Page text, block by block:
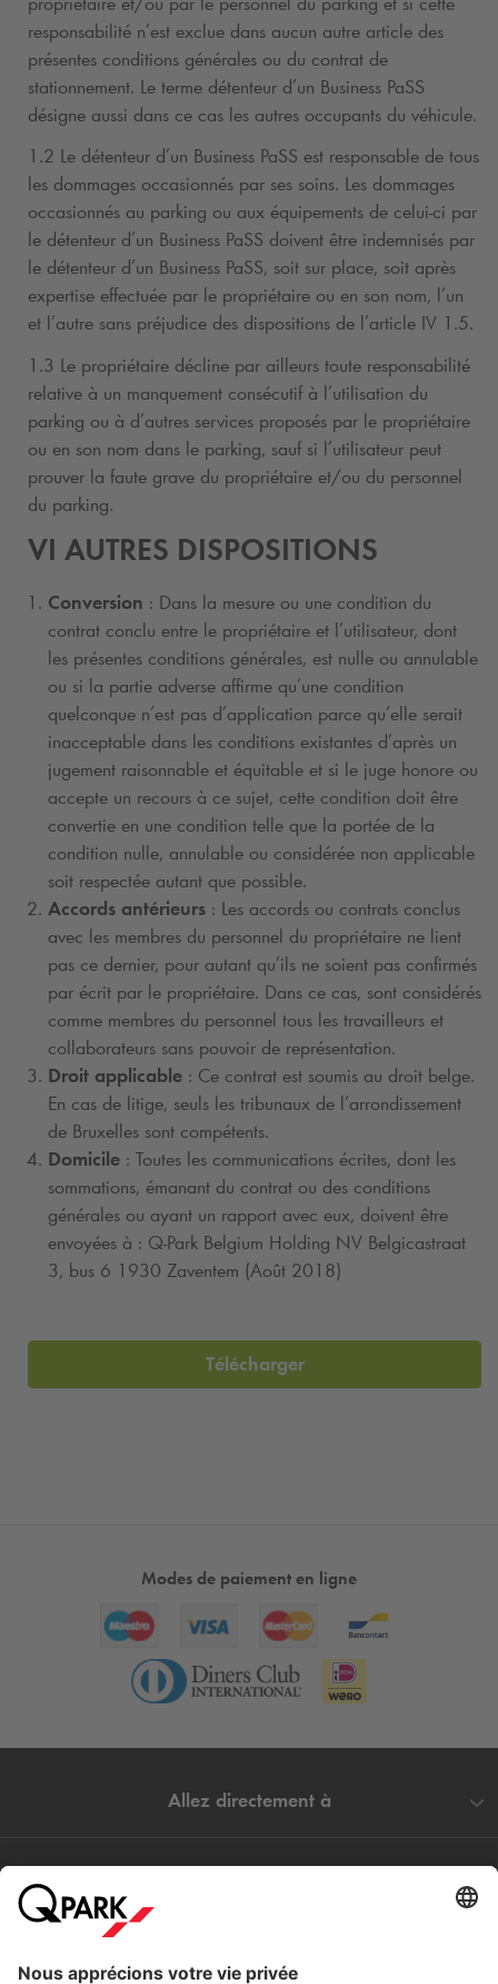
responsabilité n’est exclue dans aucun autre article des
présentes conditions générales ou du contrat de
stationnement. Le terme détenteur d’un Business PaSS
désigne aussi dans ce cas les autres occupants du véhicule.
1.2 Le détenteur d’un Business PaSS est responsable de tous
les dommages occasionnés par ses soins. Les dommages
occasionnés au parking ou aux équipements de celui-ci par
le détenteur d’un Business PaSS doivent être indemnisés par
le détenteur d’un Business PaSS, soit sur place, soit après
expertise effectuée par le propriétaire ou en son nom, l’un
et l’autre sans préjudice des dispositions de l’article IV 1.5.
1.3 Le propriétaire décline par ailleurs toute responsabilité
relative à un manquement consécutif à l’utilisation du
parking ou à d’autres services proposés par le propriétaire
ou en son nom dans le parking, sauf si l’utilisateur peut
prouver la faute grave du propriétaire et/ou du personnel
du parking.
VI AUTRES DISPOSITIONS
Conversion : Dans la mesure ou une condition du
contrat conclu entre le propriétaire et l’utilisateur, dont
les présentes conditions générales, est nulle ou annulable
ou si la partie adverse affirme qu’une condition
quelconque n’est pas d’application parce qu’elle serait
inacceptable dans les conditions existantes d’après un
jugement raisonnable et équitable et si le juge honore ou
accepte un recours à ce sujet, cette condition doit être
convertie en une condition telle que la portée de la
condition nulle, annulable ou considérée non applicable
soit respectée autant que possible.
Accords antérieurs : Les accords ou contrats conclus
avec les membres du personnel du propriétaire ne lient
pas ce dernier, pour autant qu’ils ne soient pas confirmés
par écrit par le propriétaire. Dans ce cas, sont considérés
comme membres du personnel tous les travailleurs et
collaborateurs sans pouvoir de représentation.
Droit applicable : Ce contrat est soumis au droit belge.
En cas de litige, seuls les tribunaux de l’arrondissement
de Bruxelles sont compétents.
Domicile : Toutes les communications écrites, dont les
sommations, émanant du contrat ou des conditions
générales ou ayant un rapport avec eux, doivent être
envoyées à : Q-Park Belgium Holding NV Belgicastraat
3, bus 6 1930 Zaventem (Août 2018)
Télécharger
Modes de paiement en ligne
Allez directement à
Villes populaires